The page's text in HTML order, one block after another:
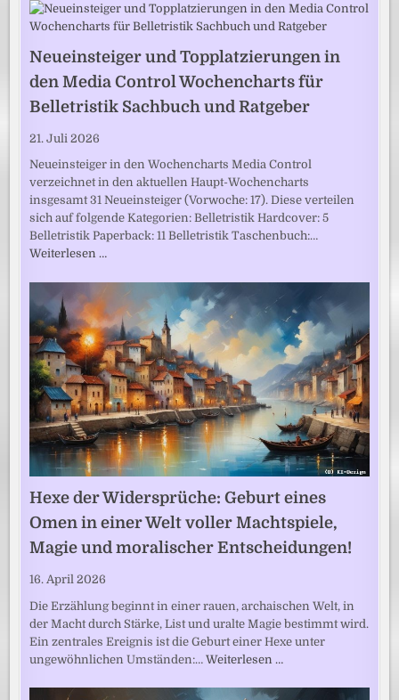
Neueinsteiger und Topplatzierungen in
den Media Control Wochencharts für
Belletristik Sachbuch und Ratgeber
21. Juli 2026
Neueinsteiger in den Wochencharts Media Control
verzeichnet in den aktuellen Haupt-Wochencharts
insgesamt 31 Neueinsteiger (Vorwoche: 17). Diese verteilen
sich auf folgende Kategorien: Belletristik Hardcover: 5
Belletristik Paperback: 11 Belletristik Taschenbuch:…
Weiterlesen …
Hexe der Widersprüche: Geburt eines
Omen in einer Welt voller Machtspiele,
Magie und moralischer Entscheidungen!
16. April 2026
Die Erzählung beginnt in einer rauen, archaischen Welt, in
der Macht durch Stärke, List und uralte Magie bestimmt wird.
Ein zentrales Ereignis ist die Geburt einer Hexe unter
ungewöhnlichen Umständen:…Weiterlesen …